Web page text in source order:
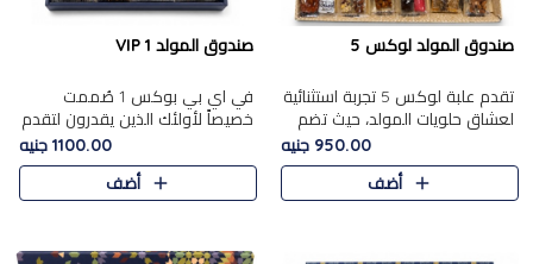
صندوق المولد لوكس 5
تقدم علبة لوكس 5 تجربة استثنائية
لعشاق حلويات المولد، حيث تضم
42 قطعة من تشكيلة فاخرة تجمع
بين أشهر الأصناف التقليدية وأصناف
مميزة مختارة بع..
950.00 جنيه
أضف
صندوق المولد VIP 1
في اي بي بوكس 1 صُممت
خصيصاً لأولئك الذين يقدرون لتقدم
تجربة استثنائية بوكس تجمع بين
أفخر حلويات المولد المصري مع
تشكيلة مختارة من الأصناف ..
1100.00 جنيه
أضف